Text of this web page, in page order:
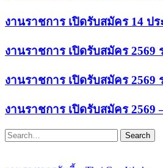
งานราชการ เปิดรับสมัคร 14 ปร
งานราชการ เปิดรับสมัคร
งานราชการ เปิดรับสมัคร
งานราชการ เปิดรับสมัคร
Search